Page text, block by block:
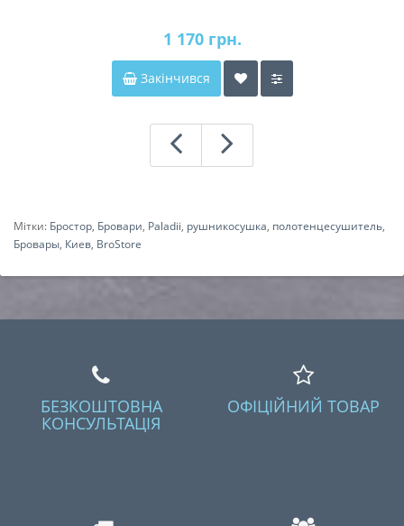
1 170 грн.
Закінчився
Мітки: Бростор, Бровари, Paladii, рушникосушка, полотенцесушитель,
Бровары, Киев, BroStore
БЕЗКОШТОВНА
КОНСУЛЬТАЦІЯ
ОФІЦІЙНИЙ ТОВАР